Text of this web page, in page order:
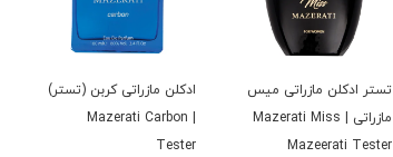
تستر ادکلن مازراتی میس
مازراتی | Mazerati Miss
Mazeerati Tester
ادکلن مازراتی کربن (تستر)
| Mazerati Carbon
Tester